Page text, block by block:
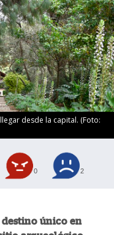
desde la capital. (Foto:
0 2
destino único en